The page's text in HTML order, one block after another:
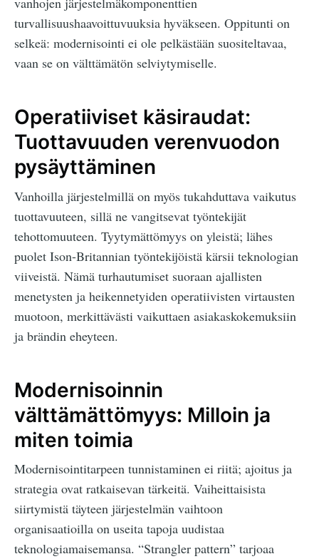
turvallisuushaavoittuvuuksia hyväkseen. Oppitunti on
selkeä: modernisointi ei ole pelkästään suositeltavaa,
vaan se on välttämätön selviytymiselle.
Operatiiviset käsiraudat:
Tuottavuuden verenvuodon
pysäyttäminen
Vanhoilla järjestelmillä on myös tukahduttava vaikutus
tuottavuuteen, sillä ne vangitsevat työntekijät
tehottomuuteen. Tyytymättömyys on yleistä; lähes
puolet Ison-Britannian työntekijöistä kärsii teknologian
viiveistä. Nämä turhautumiset suoraan ajallisten
menetysten ja heikennetyiden operatiivisten virtausten
muotoon, merkittävästi vaikuttaen asiakaskokemuksiin
ja brändin eheyteen.
Modernisoinnin
välttämättömyys: Milloin ja
miten toimia
Modernisointitarpeen tunnistaminen ei riitä; ajoitus ja
strategia ovat ratkaisevan tärkeitä. Vaiheittaisista
siirtymistä täyteen järjestelmän vaihtoon
organisaatioilla on useita tapoja uudistaa
teknologiamaisemansa. “Strangler pattern” tarjoaa